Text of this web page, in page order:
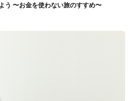
う 〜お金を使わない旅のすすめ〜